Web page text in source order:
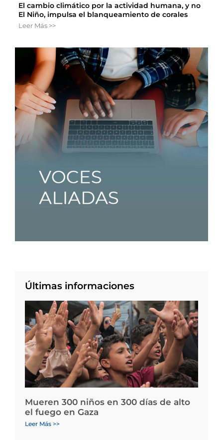
El cambio climático por la actividad humana, y no
El Niño, impulsa el blanqueamiento de corales
Leer Más >>
Últimas informaciones
Mueren 300 niños en 300 días de alto
el fuego en Gaza
Leer Más >>